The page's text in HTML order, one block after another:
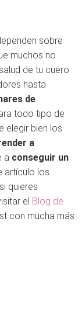
sobre
muchos no
de tu cuero
hasta
de
todo tipo de
elegir bien los
a
a conseguir un
artículo los
quieres
el Blog de
con mucha más